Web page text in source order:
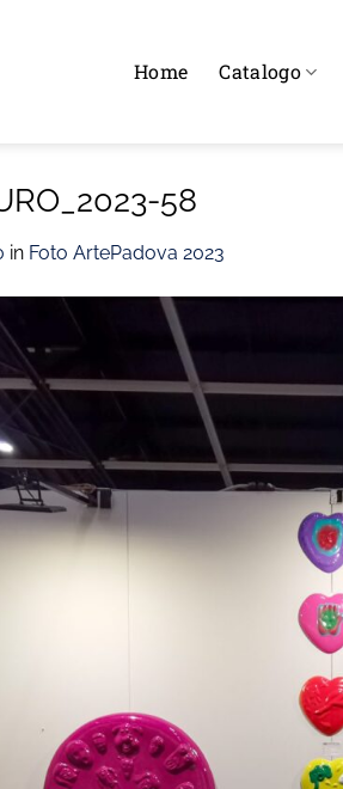
Home Catalogo
58
in Foto ArtePadova 2023